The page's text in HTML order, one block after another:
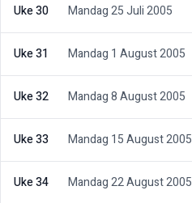
Uke 30 Mandag 25 Juli 2005
Uke 31 Mandag 1 August 2005
Uke 32 Mandag 8 August 2005
Uke 33 Mandag 15 August 2005
Uke 34 Mandag 22 August 2005